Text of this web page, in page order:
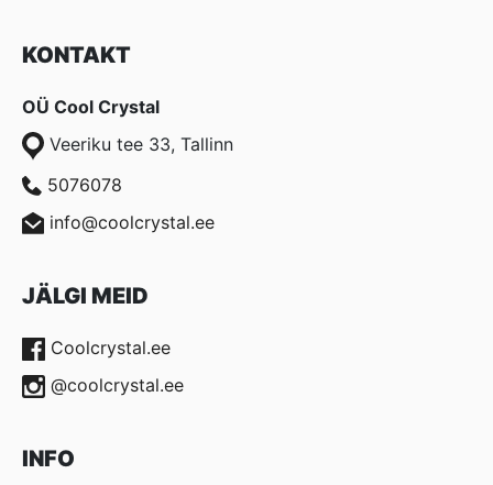
KONTAKT
OÜ Cool Crystal
Veeriku tee 33, Tallinn
5076078
info@coolcrystal.ee
JÄLGI MEID
Coolcrystal.ee
@coolcrystal.ee
INFO